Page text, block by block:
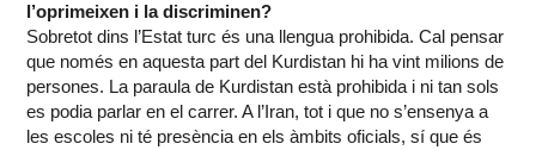
l’oprimeixen i la discriminen?
Sobretot dins l’Estat turc és una llengua prohibida. Cal pensar
que només en aquesta part del Kurdistan hi ha vint milions de
persones. La paraula de Kurdistan està prohibida i ni tan sols
es podia parlar en el carrer. A l’Iran, tot i que no s’ensenya a
les escoles ni té presència en els àmbits oficials, sí que és